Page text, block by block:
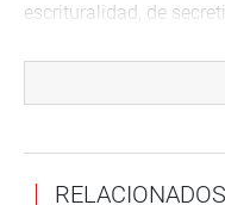
escrituralidad, de
Explicó que el Grupo
RELACIONADOS